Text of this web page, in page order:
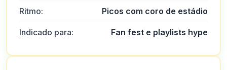
Ritmo: Picos com coro de estádio
Indicado para: Fan fest e playlists hype